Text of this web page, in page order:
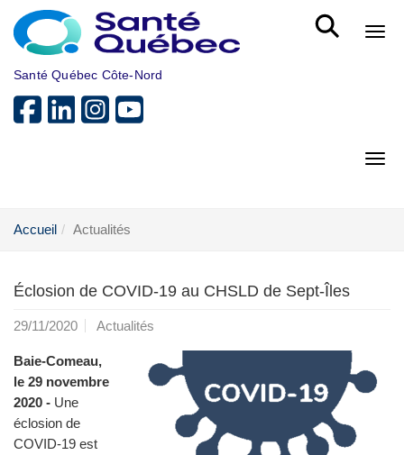
Aller au menu principal
Santé Québec Côte-Nord
Accueil Actualités
Éclosion de COVID-19 au CHSLD de Sept-Îles
29/11/2020 Actualités
Baie-Comeau,
le 29 novembre
2020 - Une
éclosion de
COVID-19 est